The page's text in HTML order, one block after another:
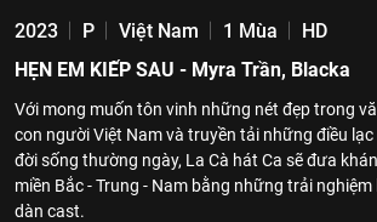
2023 P Việt Nam 1 Mùa
HD
HẸN EM KIẾP SAU - Myra Trần, Blacka
Với mong muốn tôn vinh những nét đẹp trong
con người Việt Nam và truyền tải những điều
đời sống thường ngày, La Cà hát Ca sẽ đưa
miền Bắc - Trung - Nam bằng những trải
dàn cast.